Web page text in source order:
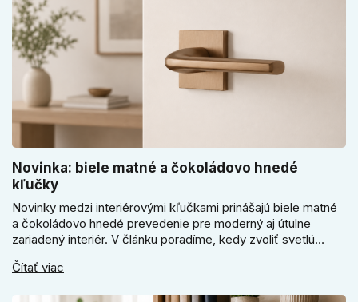
Novinka: biele matné a čokoládovo hnedé
kľučky
Novinky medzi interiérovými kľučkami prinášajú biele matné
a čokoládovo hnedé prevedenie pre moderný aj útulne
zariadený interiér. V článku poradíme, kedy zvoliť svetlú
ako vyberať medzi okrúhlym a štvorcovým štítom. Nové
Čítať viac